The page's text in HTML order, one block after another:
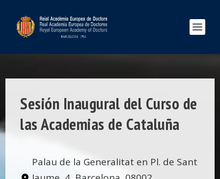
Sesión Inaugural del Curso de
las Academias de Cataluña
Palau de la Generalitat en Pl. de Sant